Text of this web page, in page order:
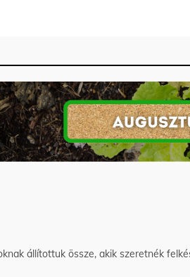
állítottuk össze, akik szeretnék